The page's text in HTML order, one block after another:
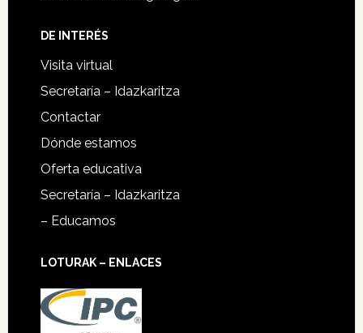
DE INTERÉS
Visita virtual
Secretaría – Idazkaritza
Contactar
Dónde estamos
Oferta educativa
Secretaría – Idazkaritza
– Educamos
LOTURAK – ENLACES